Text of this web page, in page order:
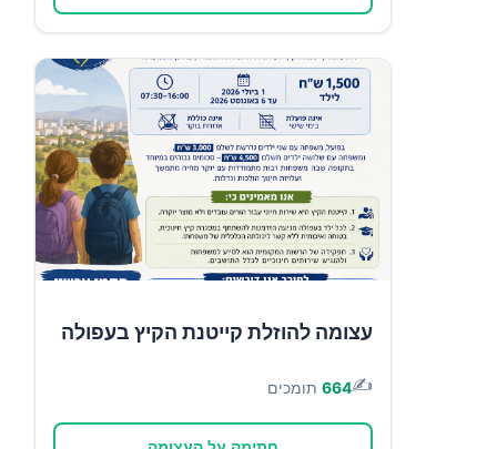
עצומה להוזלת קייטנת הקיץ בעפולה
✍️
664 תומכים